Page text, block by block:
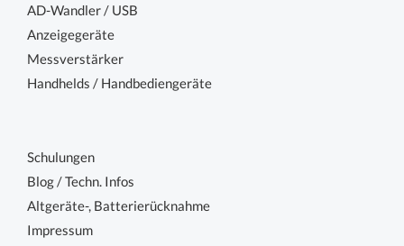
AD-Wandler / USB
Anzeigegeräte
Messverstärker
Handhelds / Handbediengeräte
Schulungen
Blog / Techn. Infos
Altgeräte-, Batterierücknahme
Impressum